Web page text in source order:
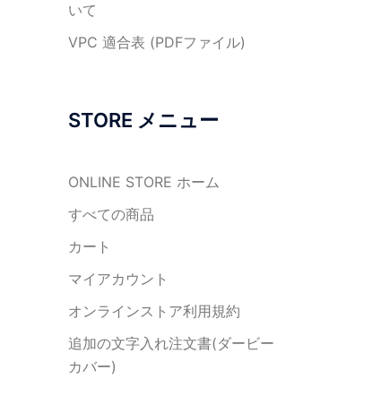
いて
VPC 適合表 (PDFファイル)
STORE メニュー
ONLINE STORE ホーム
すべての商品
カート
マイアカウント
オンラインストア利用規約
追加の文字入れ注文書(ダービー
カバー)